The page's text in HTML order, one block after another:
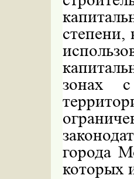
степени,
зонах с
города
которых